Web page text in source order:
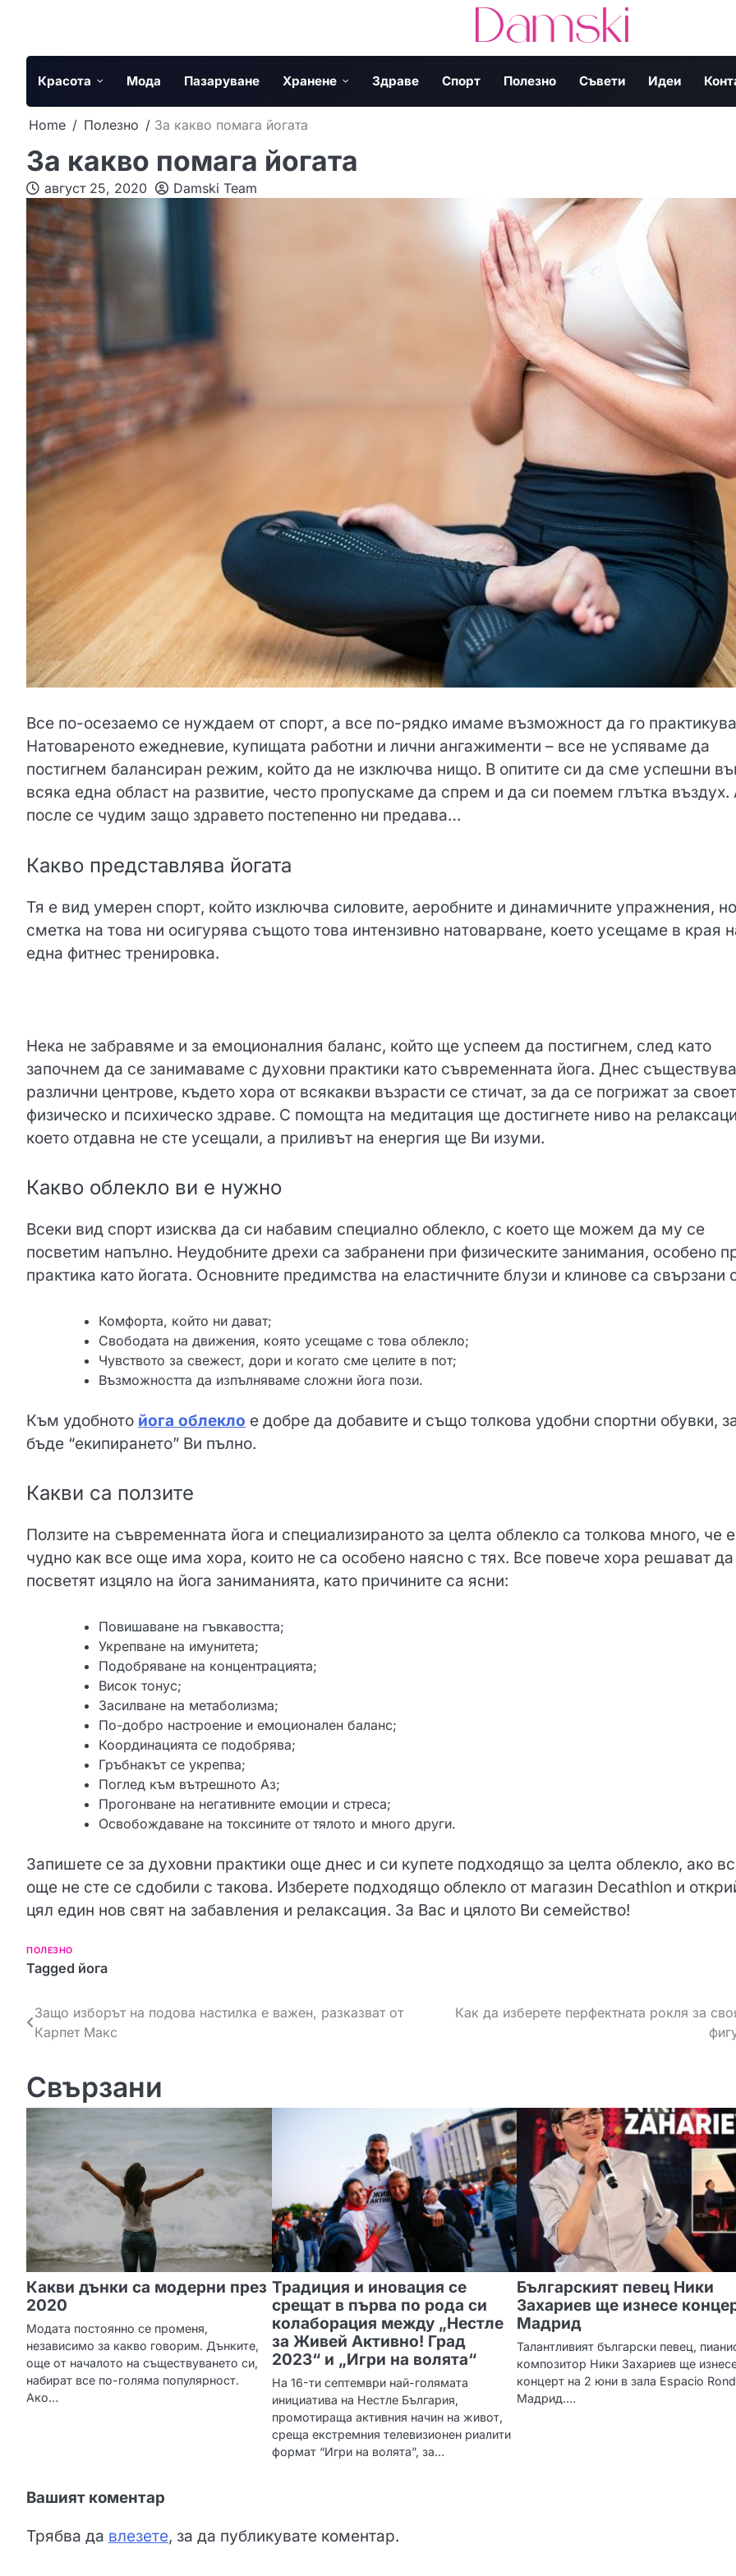
Красота Мода Пазаруване Хранене Здраве Спорт Полезно Съвети Идеи
Home Полезно За какво помага йогата
За какво помага йогата
август 25, 2020 Damski Team
Все по-осезаемо се нуждаем от спорт, а все по-рядко имаме възможност да го
Натовареното ежедневие, купищата работни и лични ангажименти – все не успяваме да
постигнем балансиран режим, който да не изключва нищо. В опитите си да сме успешни
всяка една област на развитие, често пропускаме да спрем и да си поемем глътка въздух.
после се чудим защо здравето постепенно ни предава…
Какво представлява йогата
Тя е вид умерен спорт, който изключва силовите, аеробните и динамичните упражнения,
сметка на това ни осигурява същото това интензивно натоварване, което усещаме в края
една фитнес тренировка.
Нека не забравяме и за емоционалния баланс, който ще успеем да постигнем, след като
започнем да се занимаваме с духовни практики като съвременната йога. Днес
различни центрове, където хора от всякакви възрасти се стичат, за да се погрижат за
физическо и психическо здраве. С помощта на медитация ще достигнете ниво на
което отдавна не сте усещали, а приливът на енергия ще Ви изуми.
Какво облекло ви е нужно
Всеки вид спорт изисква да си набавим специално облекло, с което ще можем да му се
посветим напълно. Неудобните дрехи са забранени при физическите занимания, особено
практика като йогата. Основните предимства на еластичните блузи и клинове са свързани
Комфорта, който ни дават;
Свободата на движения, която усещаме с това облекло;
Чувството за свежест, дори и когато сме целите в пот;
Възможността да изпълняваме сложни йога пози.
Към удобното йога облекло е добре да добавите и също толкова удобни спортни обувки,
бъде “екипирането” Ви пълно.
Какви са ползите
Ползите на съвременната йога и специализираното за целта облекло са толкова много, че е
чудно как все още има хора, които не са особено наясно с тях. Все повече хора решават
посветят изцяло на йога заниманията, като причините са ясни:
Повишаване на гъвкавостта;
Укрепване на имунитета;
Подобряване на концентрацията;
Висок тонус;
Засилване на метаболизма;
По-добро настроение и емоционален баланс;
Координацията се подобрява;
Гръбнакът се укрепва;
Поглед към вътрешното Аз;
Прогонване на негативните емоции и стреса;
Освобождаване на токсините от тялото и много други.
Запишете се за духовни практики още днес и си купете подходящо за целта облекло, ако
още не сте се сдобили с такова. Изберете подходящо облекло от магазин Decathlon и
цял един нов свят на забавления и релаксация. За Вас и цялото Ви семейство!
ПОЛЕЗНО
Tagged йога
Н
а
в
и
г
а
ц
и
я
Защо изборът на подова настилка е важен, разказват от
Карпет Макс
Как да изберете перфектната рокля за
Свързани
Какви дънки са модерни през
2020
Модата постоянно се променя,
независимо за какво говорим. Дънките,
още от началото на съществуването си,
набират все по-голяма популярност.
Ако…
Традиция и иновация се
срещат в първа по рода си
колаборация между „Нестле
за Живей Активно! Град
2023“ и „Игри на волята“
На 16-ти септември най-голямата
инициатива на Нестле България,
промотираща активния начин на живот,
среща екстремния телевизионен риалити
формат “Игри на волята”, за…
Българският певец Ники
Захариев ще изнесе
Мадрид
Талантливият български певец,
композитор Ники Захариев ще
концерт на 2 юни в зала Espacio
Мадрид.…
Вашият коментар
Трябва да влезете, за да публикувате коментар.